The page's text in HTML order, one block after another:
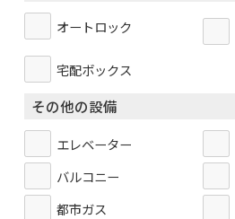
オートロック
宅配ボックス
その他の設備
エレベーター
バルコニー
都市ガス